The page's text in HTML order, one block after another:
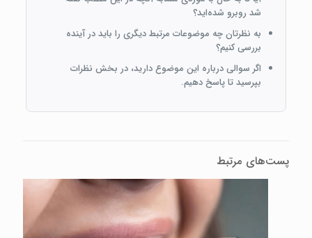
شد روبرو شده‌اید؟
به نظرتان چه موضوعات مرتبط دیگری را باید در آینده
بررسی کنیم؟
اگر سوالی درباره این موضوع دارید، در بخش نظرات
بپرسید تا پاسخ دهیم.
پست‌های مرتبط